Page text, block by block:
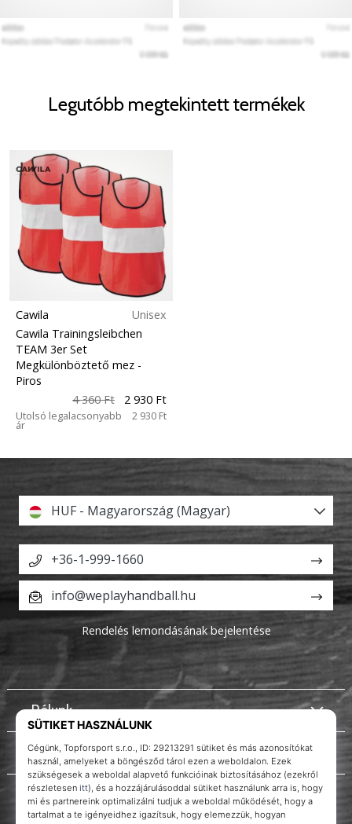
Legutóbb megtekintett termékek
Cawila
Unisex
Cawila Trainingsleibchen
TEAM 3er Set
Megkülönböztető mez -
Piros
4 360 Ft
2 930 Ft
Utolsó legalacsonyabb
ár
2 930 Ft
Rólunk
Ügyfélszolgálat
HUF - Magyarország (Magyar)
+36-1-999-1660
info@weplayhandball.hu
Rendelés lemondásának bejelentése